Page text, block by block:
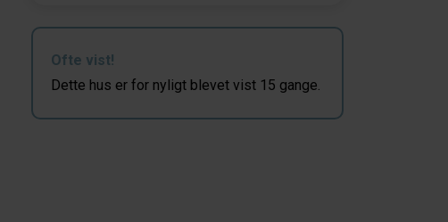
Ofte vist!
Dette hus er for nyligt blevet vist 15 gange.